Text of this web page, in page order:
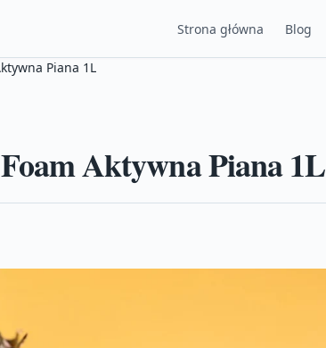
Strona główna Blog
Piana 1L
Aktywna Piana 1L